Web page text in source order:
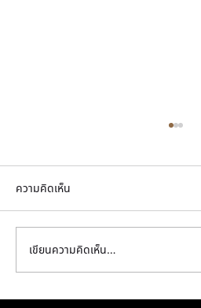
ความคิดเห็น
เขียนความคิดเห็น…